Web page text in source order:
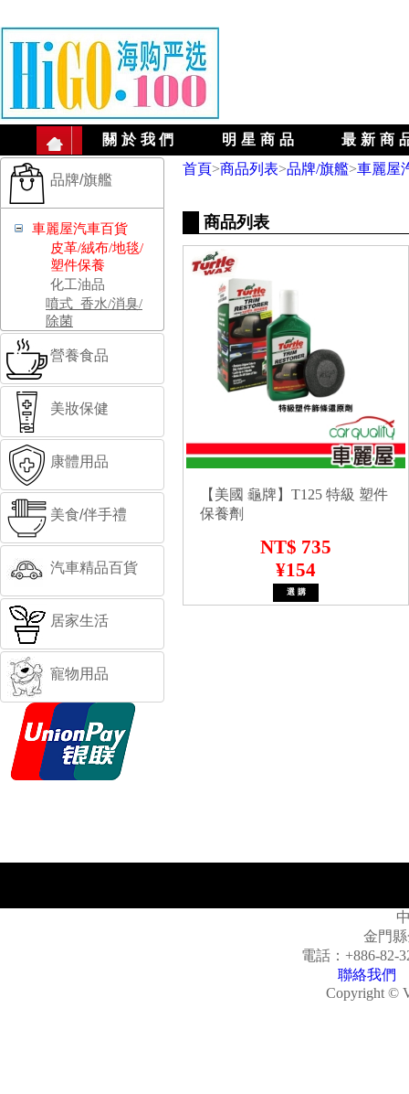
關於我們 明星商品 最新商
品牌/旗艦
車麗屋汽車百貨
皮革/絨布/地毯/
塑件保養
化工油品
噴式_香水/消臭/
除菌
營養食品
美妝保健
康體用品
美食/伴手禮
汽車精品百貨
居家生活
寵物用品
首頁>商品列表>品牌/旗艦>車麗屋
商品列表
【美國 龜牌】T125 特級 塑件
保養劑
NT$ 735
¥154
金門
電話： +886-82-
聯絡我們
Copyright ©